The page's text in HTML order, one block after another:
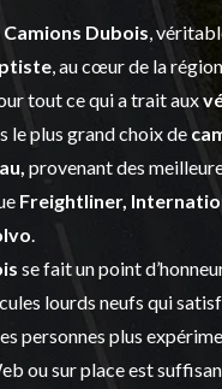
Camions Dubois ,
, au cœur de la
tout ce qui a trait aux
le plus grand choix de
provenant des
Freightliner,
se fait un point
lourds neufs qui
personnes plus
ou sur place est